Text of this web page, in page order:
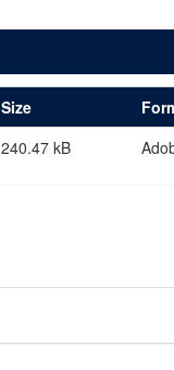
Size
240.47 kB